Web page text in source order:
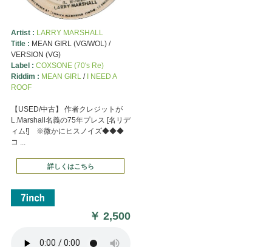
Artist : LARRY MARSHALL
Title : MEAN GIRL (VG/WOL) /
VERSION (VG)
Label : COXSONE (70's Re)
Riddim : MEAN GIRL/ I NEED A
ROOF
【USED/中古】 作者クレジットが
L.Marshall名義の75年プレス [名リデ
ィム!] ※微かにヒスノイズ◆◆◆
コ ...
詳しくはこちら
￥2,500